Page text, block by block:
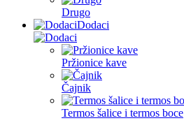
Drugo
Dodaci
Pržionice kave
Čajnik
Termos šalice i termos boce